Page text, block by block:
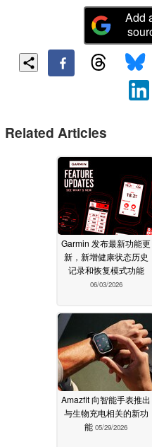
Add
Related Articles
Garmin 发布最新功能更
新，新增健康状态历史
记录和恢复模式功能
06/03/2026
Amazfit 向智能手表推出
与生物充电相关的新功
能 05/29/2026